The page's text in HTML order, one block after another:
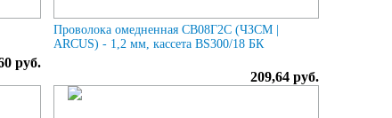
руб.
Проволока омедненная СВ08Г2С (ЧЗСМ |
ARCUS) - 1,2 мм, кассета BS300/18 БК
209,64 руб.